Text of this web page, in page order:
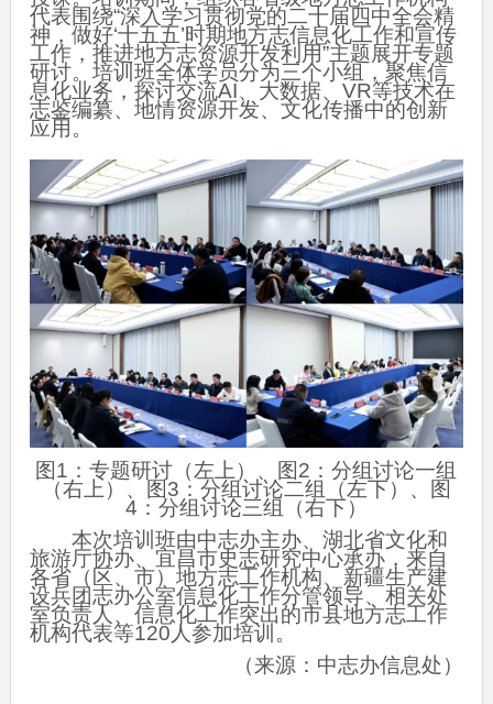
代表围绕“深入学习贯彻党的二十届四中全会精
神，做好‘十五五’时期地方志信息化工作和宣传
工作，推进地方志资源开发利用”主题展开专题
研讨。培训班全体学员分为三个小组，聚焦信
息化业务，探讨交流AI、大数据、VR等技术在
志鉴编纂、地情资源开发、文化传播中的创新
应用。
图1：专题研讨（左上）、图2：分组讨论一组
（右上）、图3：分组讨论二组（左下）、图
4：分组讨论三组（右下）
本次培训班由中志办主办、湖北省文化和
旅游厅协办、宜昌市史志研究中心承办，来自
各省（区、市）地方志工作机构、新疆生产建
设兵团志办公室信息化工作分管领导、相关处
室负责人、信息化工作突出的市县地方志工作
机构代表等120人参加培训。
（来源：中志办信息处）